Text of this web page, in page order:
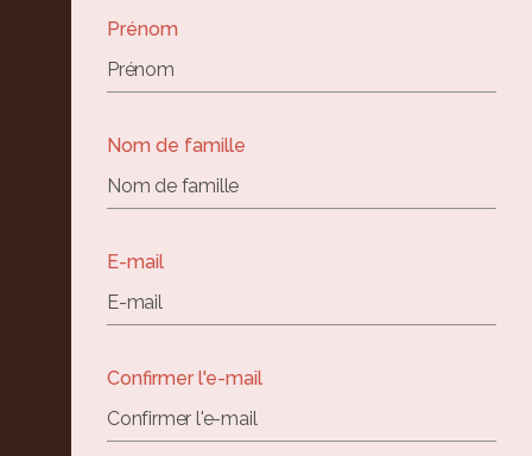
Prénom
Nom de famille
E-mail
Confirmer l'e-mail